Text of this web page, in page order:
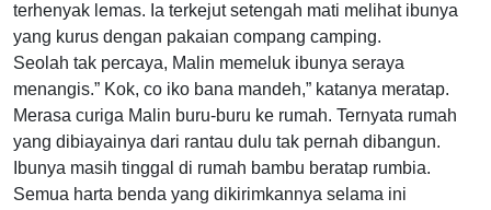
terhenyak lemas. Ia terkejut setengah mati melihat ibunya
yang kurus dengan pakaian compang camping.
Seolah tak percaya, Malin memeluk ibunya seraya
menangis.” Kok, co iko bana mandeh,” katanya meratap.
Merasa curiga Malin buru-buru ke rumah. Ternyata rumah
yang dibiayainya dari rantau dulu tak pernah dibangun.
Ibunya masih tinggal di rumah bambu beratap rumbia.
Semua harta benda yang dikirimkannya selama ini